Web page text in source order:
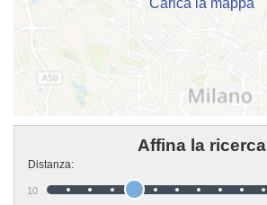
Carica la mappa
Affina la ricerca
Distanza:
10